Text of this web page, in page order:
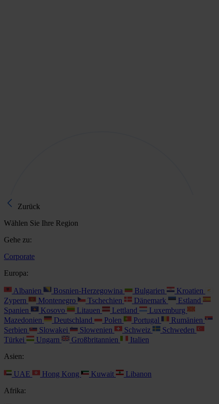
Zurück
Wählen Sie Ihre Region
Gehe zu:
Corporate
Europa:
Albanien Bosnien-Herzegowina Bulgarien
Kroatien
Zypern
Montenegro Tschechien Dänemark
Estland
Spanien
Kosovo Litauen Lettland
Luxemburg
Mazedonien
Deutschland Polen Portugal
Rumänien
Serbien
Slowakei Slowenien Schweiz
Schweden
Türkei
Ungarn Großbritannien
Italien
Asien:
UAE Hong Kong Kuwait
Libanon
Afrika: